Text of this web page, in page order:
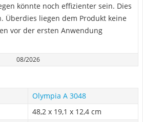
könnte noch effizienter sein. Dies
Überdies liegen dem Produkt keine
vor der ersten Anwendung
08/2026
Olympia A 3048
48,2 x 19,1 x 12,4 cm